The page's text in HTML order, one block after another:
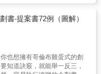
階段」「越過荊棘，看見生
很多人都喜歡把磨練當成是
，當成是上天給我的一種恩
堅持理想」「在變動的年代
心相待」「反省自己，感謝
，對人以誠，對上以敬，對
習，必須是有目標、有計
薦。＊沒有人罩？你該學會
裡危機重重，但懂得行銷自
危機都將變成轉機。＊人力
，也會面臨無預警失業。但
個人品牌知名度」，就能無
動，將自己順利行銷出去＊
族，平均都會遇到三次轉換
位。非自願的調動與被迫離
書‧提案書72例（圖解）
也想擁有哥倫布雞蛋式的創
知道訣竅，就能舉一反三，